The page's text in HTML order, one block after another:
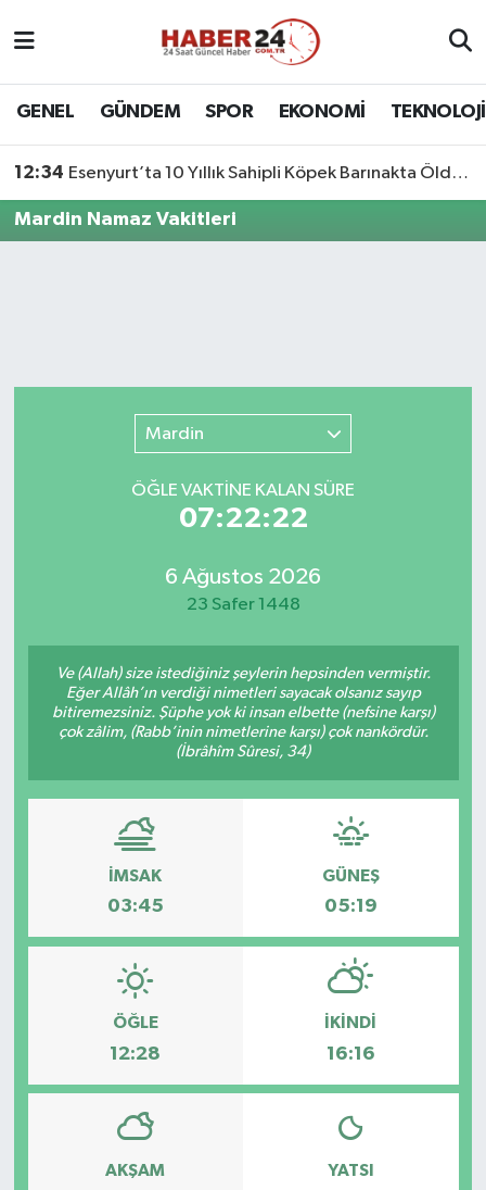
GENEL GÜNDEM SPOR EKONOMİ TEKNOLOJİ
12:34 Esenyurt’ta 10 Yıllık Sahipli Köpek Barınakta Öldü: Aileden Otopsi ve Soruşturma Talebi
Mardin Namaz Vakitleri
Mardin
ÖĞLE VAKTİNE KALAN SÜRE
07:22:22
6 Ağustos 2026
23 Safer 1448
Ve (Allah) size istediğiniz şeylerin hepsinden vermiştir.
Eğer Allâh’ın verdiği nimetleri sayacak olsanız sayıp
bitiremezsiniz. Şüphe yok ki insan elbette (nefsine karşı)
çok zâlim, (Rabb’inin nimetlerine karşı) çok nankördür.
(İbrâhîm Sûresi, 34)
İMSAK
03:45
GÜNEŞ
05:19
ÖĞLE
12:28
İKINDI
16:16
AKŞAM YATSI
Nöbetçi Eczaneler
Son Dakika Haberleri